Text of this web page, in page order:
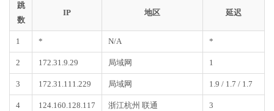
跳
数
IP 地区 延迟
1 * N/A *
2 172.31.9.29 局域网 1
3 172.31.111.229 局域网 1.9 / 1.7 / 1.7
4 124.160.128.117 浙江杭州 联通 3